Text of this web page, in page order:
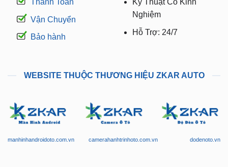
Thanh Toán
Vận Chuyển
Bảo hành
Kỹ Thuật Có Kinh
Nghiệm
Hỗ Trợ: 24/7
WEBSITE THUỘC THƯƠNG HIỆU ZKAR AUTO
manhinhandroidoto.com.vn camerahanhtrinhoto.com.vn dodenoto.vn